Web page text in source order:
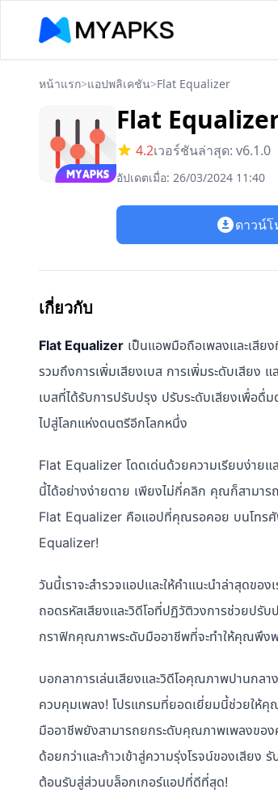
หน้าแรก>แอปพลิเคชัน>Flat Equalizer
Flat
4.2เวอร์ชันล่าสุด: v6.1.0
อัปเดตเมื่อ: 26/03/2024 11:40
ดาวน์
เกี่ยวกับ
Flat Equalizer เป็นแอพมือถือเพลงและเสี
รวมถึงการเพิ่มเสียงเบส การเพิ่มระดับเสียง
เบสที่ได้รับการปรับปรุง ปรับระดับเสียงเพื่อดื่
ไปสู่โลกแห่งดนตรีอีกโลกหนึ่ง
Flat Equalizer โดดเด่นด้วยความเรียบง่าย
นี้ได้อย่างง่ายดาย เพียงไม่กี่คลิก คุณก็สามา
Flat Equalizer คือแอปที่คุณรอคอย บนโทรศั
Equalizer!
วันนี้เราจะสำรวจแอปและให้คำแนะนำล่าสุดข
ถอดรหัสเสียงและวิดีโอที่ปฏิวัติวงการช่วยปรับ
กราฟิกคุณภาพระดับมืออาชีพที่จะทำให้คุณพึง
บอกลาการเล่นเสียงและวิดีโอคุณภาพปานก
ควบคุมเพลง! โปรแกรมที่ยอดเยี่ยมนี้ช่วยให้คุ
มืออาชีพยังสามารถยกระดับคุณภาพเพลงของ
ด้อยกว่าและก้าวเข้าสู่ความรุ่งโรจน์ของเสีย
ต้อนรับสู่ส่วนบล็อกเกอร์แอปที่ดีที่สุด!